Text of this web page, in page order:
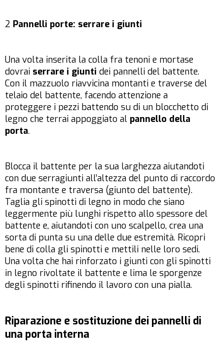
2 Pannelli porte: serrare i giunti
Una volta inserita la colla fra tenoni e mortase
dovrai serrare i giunti dei pannelli del battente.
Con il mazzuolo riavvicina montanti e traverse del
telaio del battente, facendo attenzione a
proteggere i pezzi battendo su di un blocchetto di
legno che terrai appoggiato al pannello della
porta.
Blocca il battente per la sua larghezza aiutandoti
con due serragiunti all’altezza del punto di raccordo
fra montante e traversa (giunto del battente).
Taglia gli spinotti di legno in modo che siano
leggermente più lunghi rispetto allo spessore del
battente e, aiutandoti con uno scalpello, crea una
sorta di punta su una delle due estremità. Ricopri
bene di colla gli spinotti e mettili nelle loro sedi.
Una volta che hai rinforzato i giunti con gli spinotti
in legno rivoltate il battente e lima le sporgenze
degli spinotti rifinendo il lavoro con una pialla.
Riparazione e sostituzione dei pannelli di
una porta interna